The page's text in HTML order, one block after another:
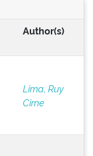
Author(s)
Lima, Ruy
Cirne